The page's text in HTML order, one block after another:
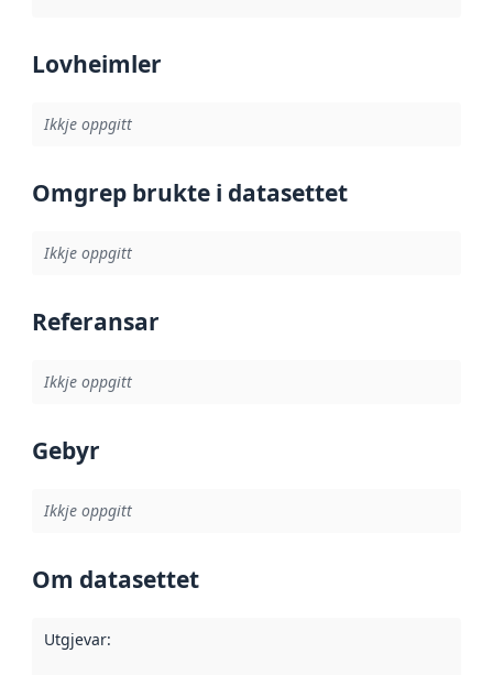
Lovheimler
Ikkje oppgitt
Omgrep brukte i datasettet
Ikkje oppgitt
Referansar
Ikkje oppgitt
Gebyr
Ikkje oppgitt
Om datasettet
Utgjevar: